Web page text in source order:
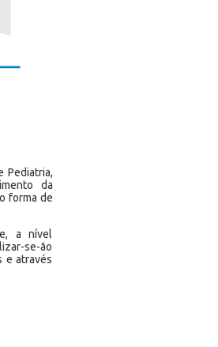
Pediatria,
da
forma de
a nível
se-ão
e através